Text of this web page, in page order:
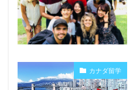
カナダ留学